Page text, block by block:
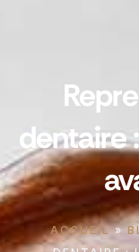
dentaire
ACCUEIL»